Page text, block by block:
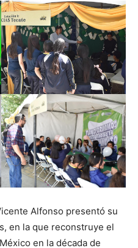
Alfonso presentó su
en la que reconstruye el
en la década de